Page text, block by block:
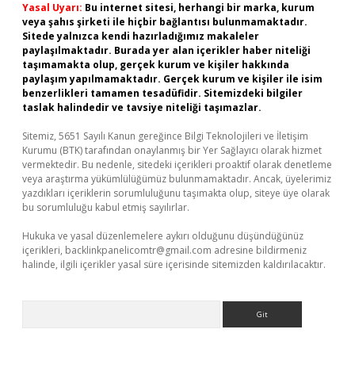
Yasal Uyarı: Bu internet sitesi, herhangi bir marka, kurum
veya şahıs şirketi ile hiçbir bağlantısı bulunmamaktadır.
Sitede yalnızca kendi hazırladığımız makaleler
paylaşılmaktadır. Burada yer alan içerikler haber niteliği
taşımamakta olup, gerçek kurum ve kişiler hakkında
paylaşım yapılmamaktadır. Gerçek kurum ve kişiler ile isim
benzerlikleri tamamen tesadüfidir. Sitemizdeki bilgiler
taslak halindedir ve tavsiye niteliği taşımazlar.
Sitemiz, 5651 Sayılı Kanun gereğince Bilgi Teknolojileri ve İletişim
Kurumu (BTK) tarafından onaylanmış bir Yer Sağlayıcı olarak hizmet
vermektedir. Bu nedenle, sitedeki içerikleri proaktif olarak denetleme
veya araştırma yükümlülüğümüz bulunmamaktadır. Ancak, üyelerimiz
yazdıkları içeriklerin sorumluluğunu taşımakta olup, siteye üye olarak
bu sorumluluğu kabul etmiş sayılırlar.
Hukuka ve yasal düzenlemelere aykırı olduğunu düşündüğünüz
içerikleri, backlinkpanelicomtr@gmail.com adresine bildirmeniz
halinde, ilgili içerikler yasal süre içerisinde sitemizden kaldırılacaktır.